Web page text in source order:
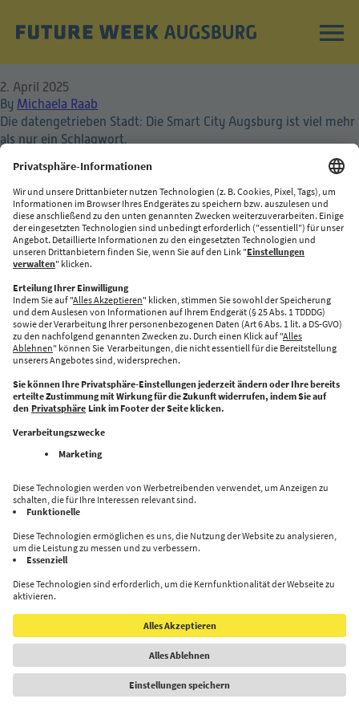
FAQ
ABOUT
Smart City Augsburg
2. April 2025
By Michaela Raab
Die datengetrieben Stadt: Die Smart City Augsburg ist viel mehr
als nur ein Schlagwort.
IMPRESSUM
DATENSCHUTZ
PRIVATSPHÄRE